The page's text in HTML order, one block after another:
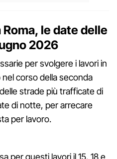
le date delle
2026
per svolgere i lavori in
corso della seconda
strade più trafficate di
di notte, per arrecare
per lavoro.
per questi lavori il 15, 18 e